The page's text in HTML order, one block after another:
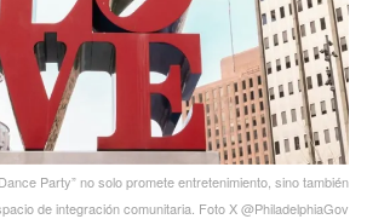
Party” no solo promete entretenimiento, sino también
de integración comunitaria. Foto X @PhiladelphiaGov